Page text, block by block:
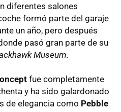
diferentes salones
formó parte del garaje
un año, pero después
pasó gran parte de su
Museum.
fue completamente
y ha sido galardonado
de elegancia como Pebble